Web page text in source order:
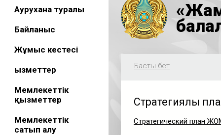
Аурухана туралы
Байланыс
Жұмыс кестесі
Қызметтер
Мемлекеттік
қызметтер
Мемлекеттік
сатып алу
Басты бет
Стратегиялық
Стратегический план